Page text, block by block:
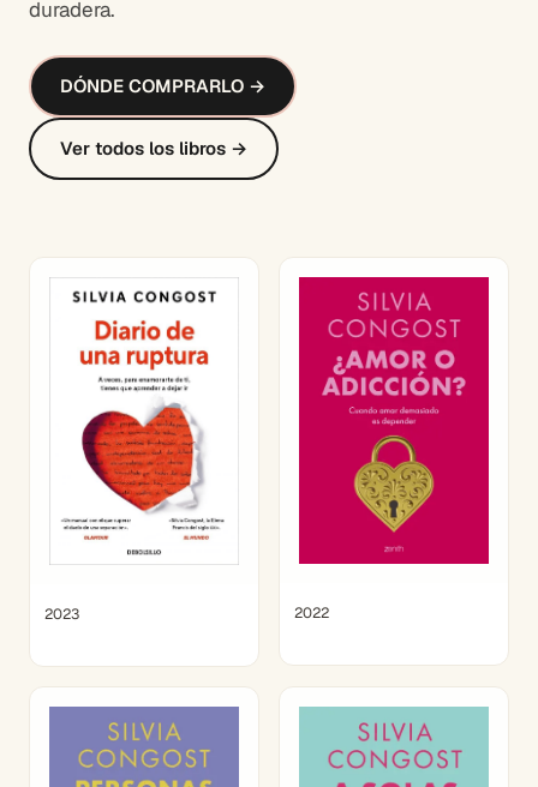
duradera.
DÓNDE COMPRARLO →
Ver todos los libros →
2023 2022